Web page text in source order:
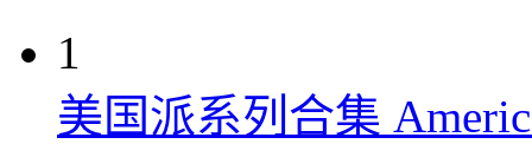
1
美国派系列合集